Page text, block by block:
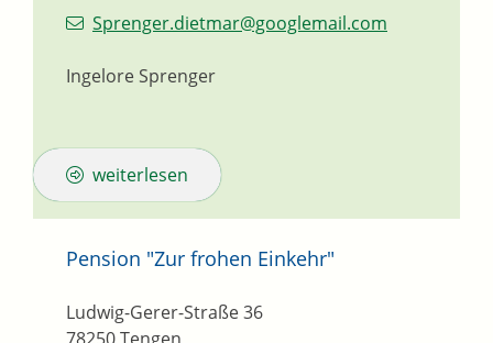
Sprenger.dietmar@googlemail.com
IngeloreSprenger
weiterlesen
Pension "Zur frohen Einkehr"
Ludwig-Gerer-Straße 36
78250Tengen